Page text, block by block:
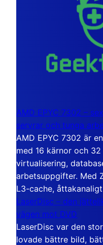
AMD EPYC 7302 –
servrar och tunga
AMD EPYC 7302 är
med 16 kärnor och
virtualisering,
arbetsuppgifter. Med
L3-cache,
LaserDisc – den
vägen mot DVD
LaserDisc var den
lovade bättre bild,